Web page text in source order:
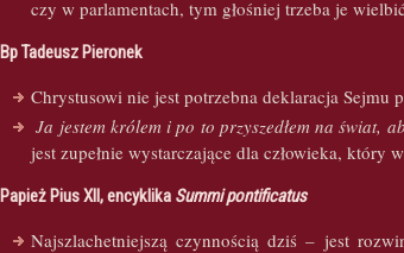
czy w parlamentach, tym głośniej trzeba je
Bp Tadeusz Pieronek
Chrystusowi nie jest potrzebna deklaracja Sejmu
Ja jestem królem i po to przyszedłem na świat,
jest zupełnie wystarczające dla człowieka, który
Papież Pius XII, encyklika Summi pontificatus
Najszlachetniejszą czynnością dziś – jest